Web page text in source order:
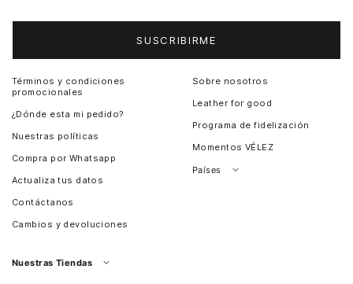
SUSCRIBIRME
Términos y condiciones
promocionales
¿Dónde esta mi pedido?
Nuestras políticas
Compra por Whatsapp
Actualiza tus datos
Contáctanos
Cambios y devoluciones
Sobre nosotros
Leather for good
Programa de fidelización
Momentos VÉLEZ
Países
Nuestras Tiendas